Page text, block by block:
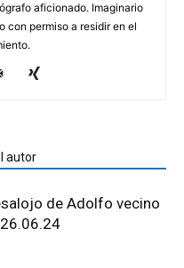
aficionado. Imaginario
con permiso a residir en el
autor
de Adolfo vecino